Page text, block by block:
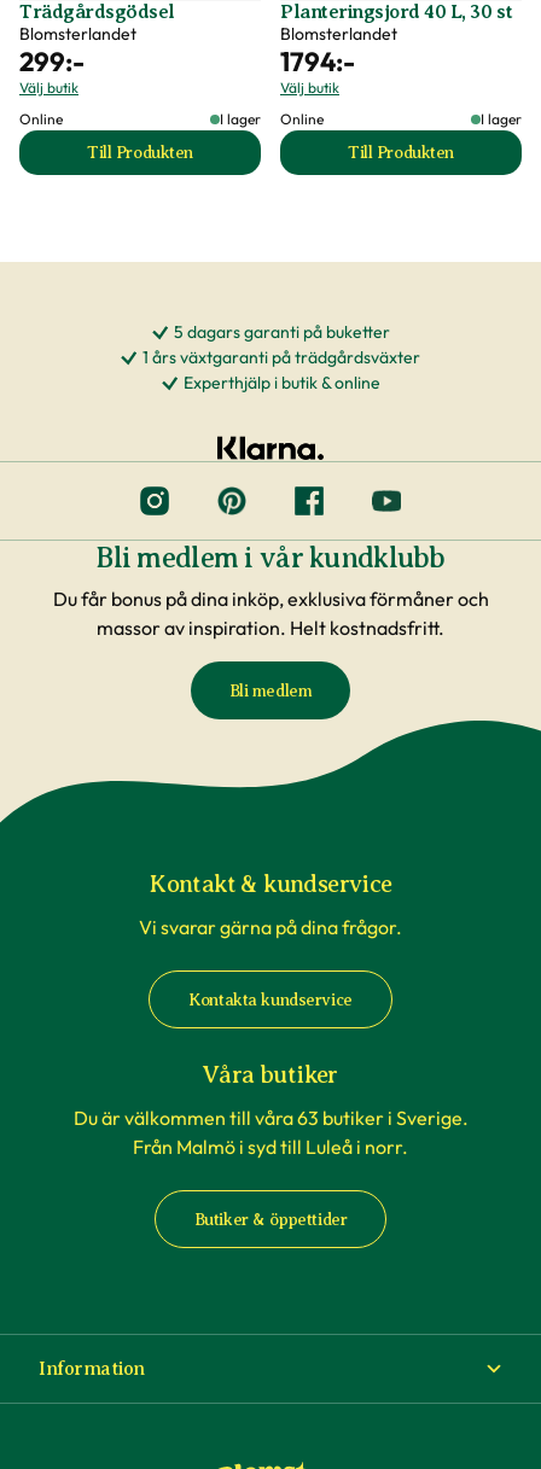
Trädgårdsgödsel
Blomsterlandet
299:-
Välj butik
Online
I lager
Till Produkten
till Trädgårdsgödsel produktsida
Planteringsjord 40 L, 30 st
Blomsterlandet
1794:-
Välj butik
Online
I lager
Till Produkten
till Planteringsjord
5 dagars garanti på buketter
1 års växtgaranti på trädgårdsväxter
Experthjälp i butik & online
Bli medlem i vår kundklubb
Du får bonus på dina inköp, exklusiva förmåner och
massor av inspiration. Helt kostnadsfritt.
Bli medlem
Kontakt & kundservice
Vi svarar gärna på dina frågor.
Kontakta kundservice
Våra butiker
Du är välkommen till våra 63 butiker i Sverige.
Från Malmö i syd till Luleå i norr.
Butiker & öppettider
Information